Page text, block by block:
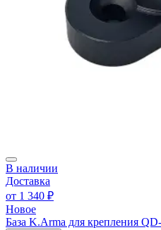
В наличии
Доставка
от 1 340 ₽
Новое
База K.Arma для крепления